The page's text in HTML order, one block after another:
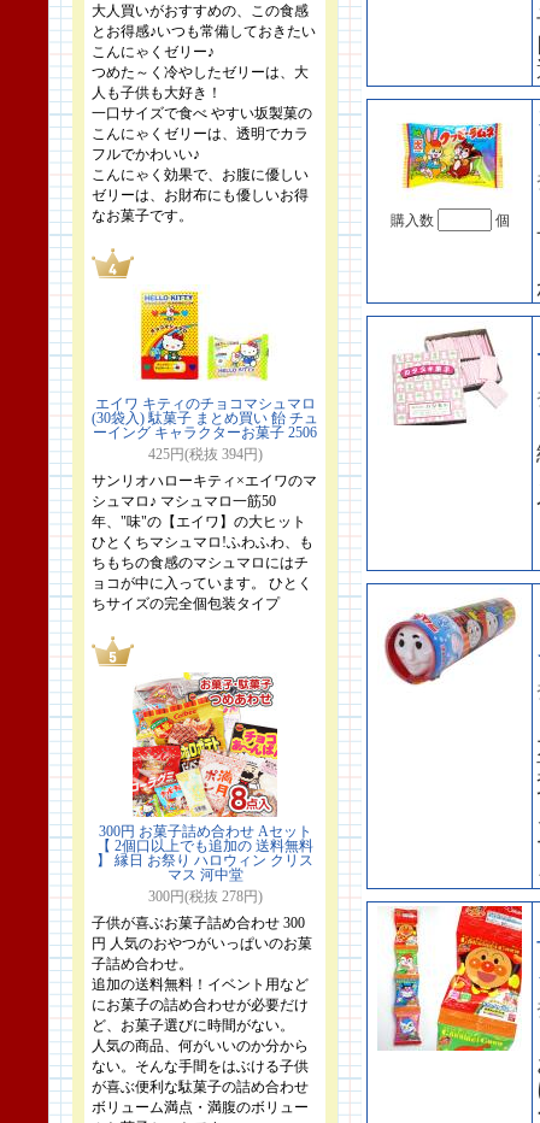
大人買いがおすすめの、この食感
とお得感♪いつも常備しておきたい
こんにゃくゼリー♪
つめた～く冷やしたゼリーは、大
人も子供も大好き！
一口サイズで食べ やすい坂製菓の
こんにゃくゼリーは、透明でカラ
フルでかわいい♪
こんにゃく効果で、お腹に優しい
ゼリーは、お財布にも優しいお得
なお菓子です。
エイワ キティのチョコマシュマロ
(30袋入) 駄菓子 まとめ買い 飴 チュ
ーイング キャラクターお菓子 2506
425円(税抜 394円)
サンリオハローキティ×エイワのマ
シュマロ♪ マシュマロ一筋50
年、"味"の【エイワ】の大ヒット
ひとくちマシュマロ!ふわふわ、も
ちもちの食感のマシュマロにはチ
ョコが中に入っています。 ひとく
ちサイズの完全個包装タイプ
300円 お菓子詰め合わせ Aセット
【 2個口以上でも追加の 送料無料
】 縁日 お祭り ハロウィン クリス
マス 河中堂
300円(税抜 278円)
子供が喜ぶお菓子詰め合わせ 300
円 人気のおやつがいっぱいのお菓
子詰め合わせ。
追加の送料無料！イベント用など
にお菓子の詰め合わせが必要だけ
ど、お菓子選びに時間がない。
人気の商品、何がいいのか分から
ない。そんな手間をはぶける子供
が喜ぶ便利な駄菓子の詰め合わせ
ボリューム満点・満腹のボリュー
購入数 個